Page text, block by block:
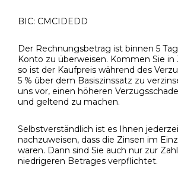
BIC: CMCIDEDD
Der Rechnungsbetrag ist binnen 5
Konto zu überweisen. Kommen Sie in
so ist der Kaufpreis während des
5 % über dem Basiszinssatz zu
uns vor, einen höheren
und geltend zu machen.
Selbstverständlich ist es Ihnen
nachzuweisen, dass die Zinsen im
waren. Dann sind Sie auch nur zur
niedrigeren Betrages verpflichtet.